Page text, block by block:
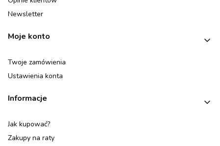
Newsletter
Moje konto
Twoje zamówienia
Ustawienia konta
Informacje
Jak kupować?
Zakupy na raty